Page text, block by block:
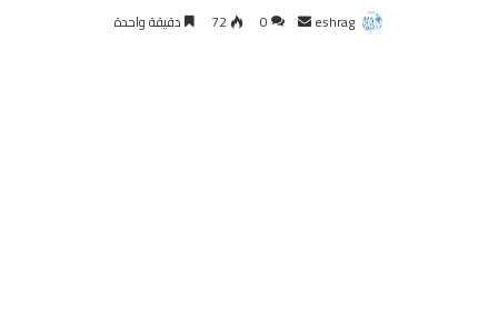
eshrag
أرسل 0
72 دقيقة واحدة